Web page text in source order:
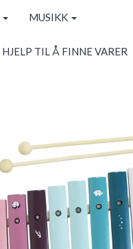
MUSIKK
HJELP TIL Å FINNE VARER